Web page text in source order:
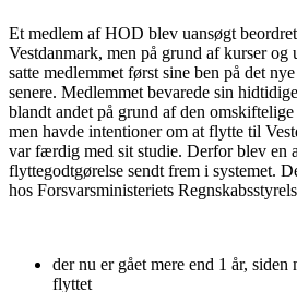
Et medlem af HOD blev uansøgt
Vestdanmark, men på grund af kurser
satte medlemmet først sine ben på det
senere. Medlemmet bevarede sin
blandt andet på grund af den
men havde intentioner om at flytte til
var færdig med sit studie. Derfor blev en
flyttegodtgørelse sendt frem i systemet.
hos Forsvarsministeriets
der nu er gået mere end 1 år,
flyttet